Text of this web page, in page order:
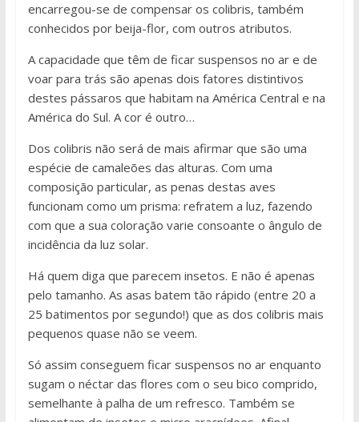
encarregou-se de compensar os colibris, também
conhecidos por beija-flor, com outros atributos.
A capacidade que têm de ficar suspensos no ar e de
voar para trás são apenas dois fatores distintivos
destes pássaros que habitam na América Central e na
América do Sul. A cor é outro…
Dos colibris não será de mais afirmar que são uma
espécie de camaleões das alturas. Com uma
composição particular, as penas destas aves
funcionam como um prisma: refratem a luz, fazendo
com que a sua coloração varie consoante o ângulo de
incidência da luz solar.
Há quem diga que parecem insetos. E não é apenas
pelo tamanho. As asas batem tão rápido (entre 20 a
25 batimentos por segundo!) que as dos colibris mais
pequenos quase não se veem.
Só assim conseguem ficar suspensos no ar enquanto
sugam o néctar das flores com o seu bico comprido,
semelhante à palha de um refresco. Também se